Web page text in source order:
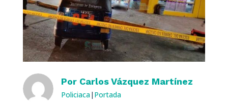
Por Carlos Vázquez Martínez
Policiaca| Portada